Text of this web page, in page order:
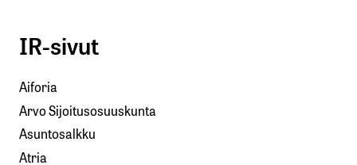
IR-sivut
Aiforia
Arvo Sijoitusosuuskunta
Asuntosalkku
Atria